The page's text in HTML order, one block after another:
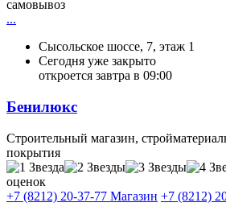
самовывоз
...
Сысольское шоссе, 7, этаж 1
Сегодня уже закрыто
откроется завтра в 09:00
Бенилюкс
Строительный магазин,
покрытия
оценок
+7 (8212) 20-37-77 Магазин +7 (8212)